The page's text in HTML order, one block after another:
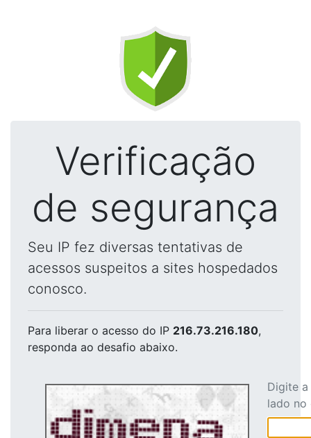
Verificação
de segurança
Seu IP fez diversas tentativas de
acessos suspeitos a sites hospedados
conosco.
Para liberar o acesso do IP 216.73.216.180,
responda ao desafio abaixo.
Digite
lado no